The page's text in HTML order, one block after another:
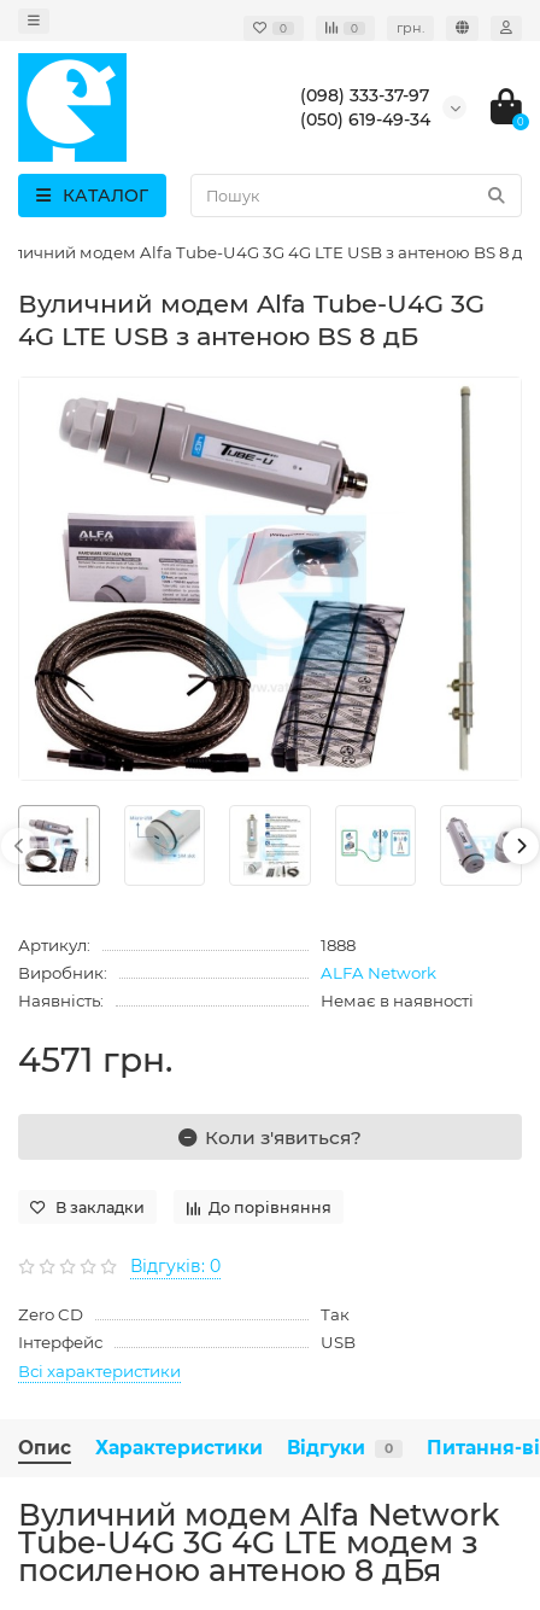
0 0 грн.
(098) 333-37-97
(050) 619-49-34
0
КАТАЛОГ
модем Alfa Tube-U4G 3G 4G LTE USB з антеною BS 8 дБ
Вуличний модем Alfa Tube-U4G 3G
4G LTE USB з антеною BS 8 дБ
Артикул:
1888
Виробник:
ALFA Network
Наявність:
Немає в наявності
4571 грн.
Коли з'явиться?
В закладки До порівняння
Відгуків: 0
Zero CD
Так
Інтерфейс
USB
Всі характеристики
Опис Характеристики Відгуки 0 Питання-
Вуличний модем Alfa Network
Tube-U4G 3G 4G LTE модем з
посиленою антеною 8 дБя